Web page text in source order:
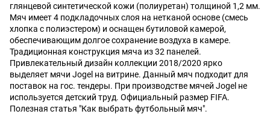
глянцевой синтетической кожи (полиуретан) толщиной 1,2 мм.
Мяч имеет 4 подкладочных слоя на нетканой основе (смесь
хлопка с полиэстером) и оснащен бутиловой камерой,
обеспечивающим долгое сохранение воздуха в камере.
Традиционная конструкция мяча из 32 панелей.
Привлекательный дизайн коллекции 2018/2020 ярко
выделяет мячи Jogel на витрине. Данный мяч подходит для
поставок на гос. тендеры. При производстве мячей Jogel не
используется детский труд. Официальный размер FIFA.
Полезная статья "Как выбрать футбольный мяч".